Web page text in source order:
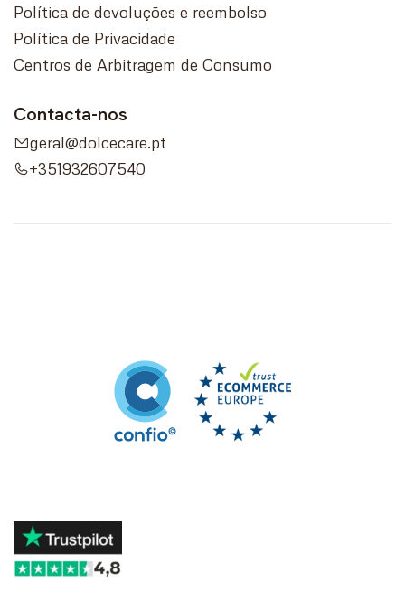
Política de devoluções e reembolso
Política de Privacidade
Centros de Arbitragem de Consumo
Contacta-nos
geral@dolcecare.pt
+351932607540